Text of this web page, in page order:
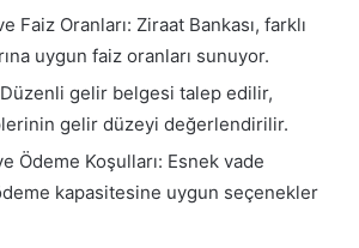
Faiz Oranları: Ziraat Bankası, farklı
uygun faiz oranları sunuyor.
gelir belgesi talep edilir,
gelir düzeyi değerlendirilir.
Ödeme Koşulları: Esnek vade
kapasitesine uygun seçenekler